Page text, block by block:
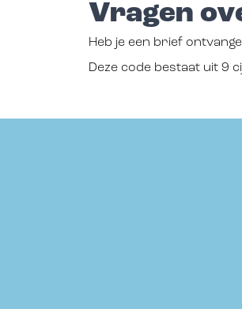
Vragen
Heb je een brief
Deze code bestaat uit 9